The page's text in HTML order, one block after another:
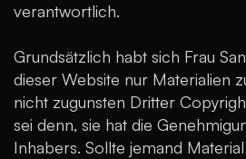
verantwortlich.
Grundsätzlich habt sich Frau
dieser Website nur Materialien
nicht zugunsten Dritter
sei denn, sie hat die
Inhabers. Sollte jemand